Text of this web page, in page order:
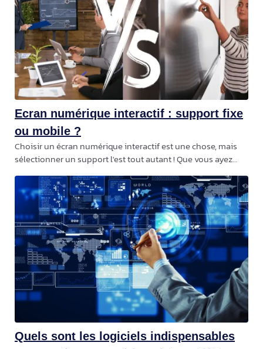
Ecran numérique interactif : support fixe
ou mobile ?
Choisir un écran numérique interactif est une chose, mais
sélectionner un support l'est tout autant ! Que vous ayez
réunion dans une entreprise,
Quels sont les logiciels indispensables